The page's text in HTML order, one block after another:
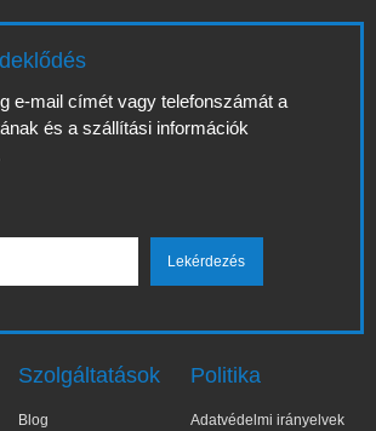
e-mail címét vagy telefonszámát a
és a szállítási információk
Szolgáltatások
Blog
Politika
Adatvédelmi irányelvek